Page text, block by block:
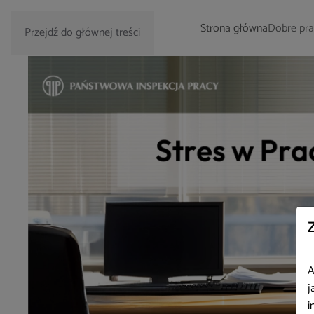
Przejdź do głównej treści Strona głównaDobre